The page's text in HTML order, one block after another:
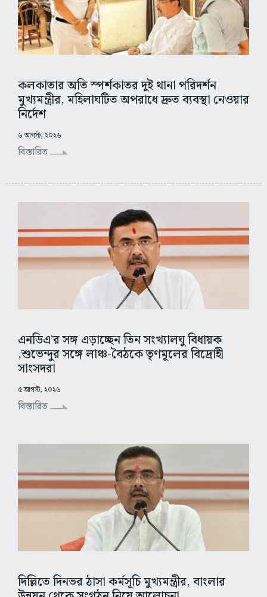
কলকাতার অতি স্পর্শকাতর দুই থানা পরিদর্শন
মুখ্যমন্ত্রীর, মহিলাঘটিত অপরাধে দ্রুত ব্যবস্থা নেওয়ার
নির্দেশ
৬ আগস্ট, ২০২৬
বিস্তারিত
এনডিএ’র সঙ্গ এড়াচ্ছেন তিন সংখ্যালঘু বিধায়ক
,শুভেন্দুর সঙ্গে লাঞ্চ-বৈঠকে তৃণমূলের বিদ্রোহী
সাংসদরা
৫ আগস্ট, ২০২৬
বিস্তারিত
দিল্লিতে দিনভর ঠাসা কর্মসূচি মুখ্যমন্ত্রীর, বাংলার